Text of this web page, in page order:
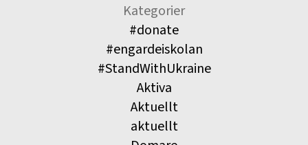
Kategorier
#donate
#engardeiskolan
#StandWithUkraine
Aktiva
Aktuellt
aktuellt